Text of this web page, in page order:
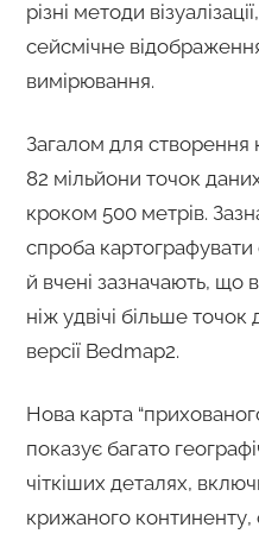
різні методи
сейсмічне відображення
вимірювання.
Загалом для створення
82 мільйони точок
кроком 500 метрів.
спроба
й вчені зазначають, що
ніж удвічі більше
версії Bedmap2.
Нова карта
показує багато
чіткіших деталях,
крижаного